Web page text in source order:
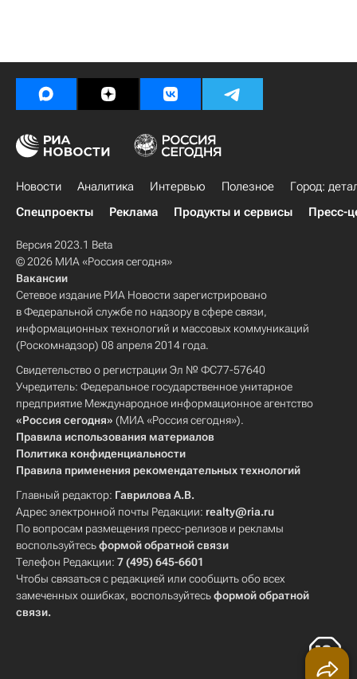
Новости Аналитика Интервью Полезное
Город:
Спецпроекты
Реклама Продукты и сервисы Пресс-
Версия 2023.1 Beta
© 2026 МИА «Россия сегодня»
Вакансии
Сетевое издание РИА Новости зарегистрировано
в Федеральной службе по надзору в сфере связи,
информационных технологий и массовых коммуникаций
(Роскомнадзор) 08 апреля 2014 года.
Свидетельство о регистрации Эл № ФС77-57640
Учредитель: Федеральное государственное унитарное
предприятие Международное информационное агентство
«Россия сегодня» (МИА «Россия сегодня»).
Правила использования материалов
Политика конфиденциальности
Правила применения рекомендательных технологий
Главный редактор: Гаврилова А.В.
Адрес электронной почты Редакции: realty@ria.ru
По вопросам размещения пресс-релизов и рекламы
воспользуйтесьформой обратной связи
Телефон Редакции: 7 (495) 645-6601
Чтобы связаться с редакцией или сообщить обо всех
замеченных ошибках, воспользуйтесьформой обратной
связи.